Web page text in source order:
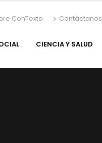
ConTexto Contáctanos
CIENCIA Y SALUD